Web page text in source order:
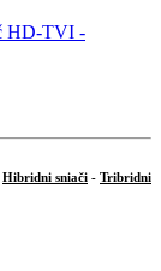
Hibridni sniači - Tribridni